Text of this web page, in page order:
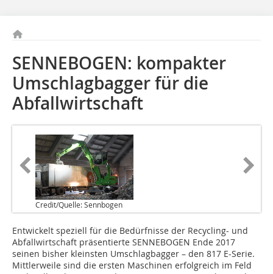
SENNEBOGEN: kompakter
Umschlagbagger für die
Abfallwirtschaft
Credit/Quelle: Sennbogen
Entwickelt speziell für die Bedürfnisse der Recycling- und
Abfallwirtschaft präsentierte SENNEBOGEN Ende 2017
seinen bisher kleinsten Umschlagbagger – den 817 E-Serie.
Mittlerweile sind die ersten Maschinen erfolgreich im Feld